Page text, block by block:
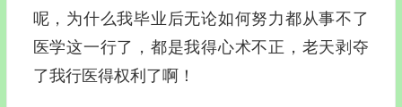
呢，为什么我毕业后无论如何努力都从事不了
医学这一行了，都是我得心术不正，老天剥夺
了我行医得权利了啊！